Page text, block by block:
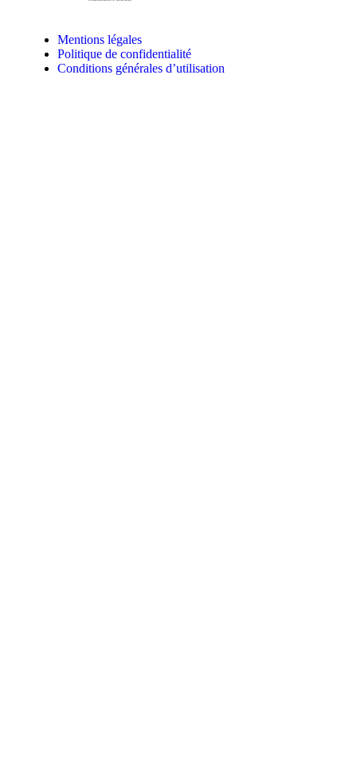
Mentions légales
Politique de confidentialité
Conditions générales d’utilisation